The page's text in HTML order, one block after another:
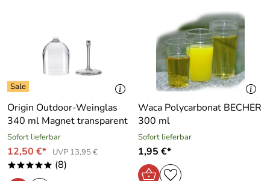
Origin Outdoor-Weinglas
340 ml Magnet transparent
Sofort lieferbar
12,50 €* UVP 13,95 €
***** (8)
Waca Polycarbonat BECHER
300 ml
Sofort lieferbar
1,95 €*